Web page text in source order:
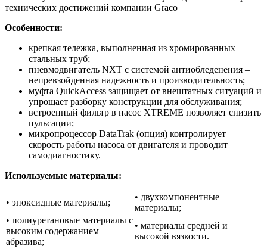
технических достижений компании Graco
Особенности:
крепкая тележка, выполненная из хромированных
стальных труб;
пневмодвигатель NXT с системой антиобледенения –
непревзойденная надежность и производительность;
муфта QuickAccess защищает от внештатных ситуаций и
упрощает разборку конструкции для обслуживания;
встроенный фильтр в насос XTREME позволяет снизить
пульсации;
микропроцессор DataTrak (опция) контролирует
скорость работы насоса от двигателя и проводит
самодиагностику.
Используемые материалы:
• эпоксидные материалы;
• двухкомпонентные
материалы;
• полиуретановые материалы с
высоким содержанием
абразива;
• материалы средней и
высокой вязкости.